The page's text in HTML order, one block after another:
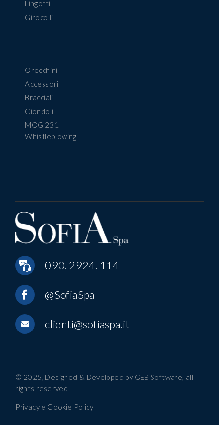
Lingotti
Girocolli
Orecchini
Accessori
Bracciali
Ciondoli
MOG 231
Whistleblowing
090. 2924. 114
@SofiaSpa
clienti@sofiaspa.it
© 2025, Designed & Developed by GEB Software, all
rights reserved
Privacy e Cookie Policy